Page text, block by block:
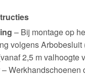
– Bij montage op
volgens Arbobesluit
2,5 m valhoogte
– Werkhandschoenen